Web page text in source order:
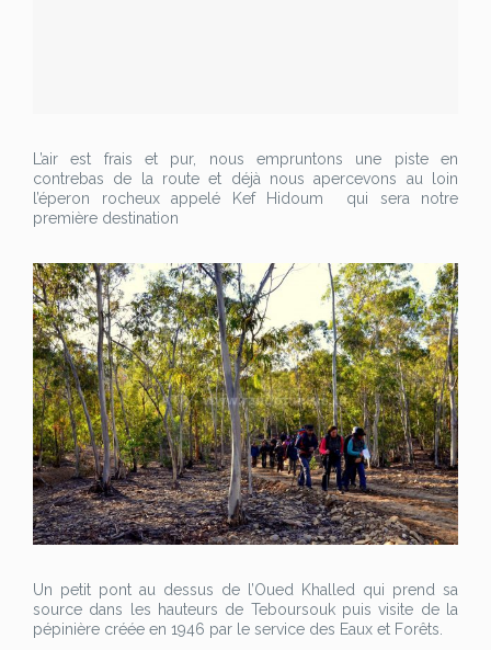
L’air est frais et pur, nous empruntons une piste en
contrebas de la route et déjà nous apercevons au loin
l’éperon rocheux appelé Kef Hidoum qui sera notre
première destination
Un petit pont au dessus de l’Oued Khalled qui prend sa
source dans les hauteurs de Teboursouk puis visite de la
pépinière créée en 1946 par le service des Eaux et Forêts.